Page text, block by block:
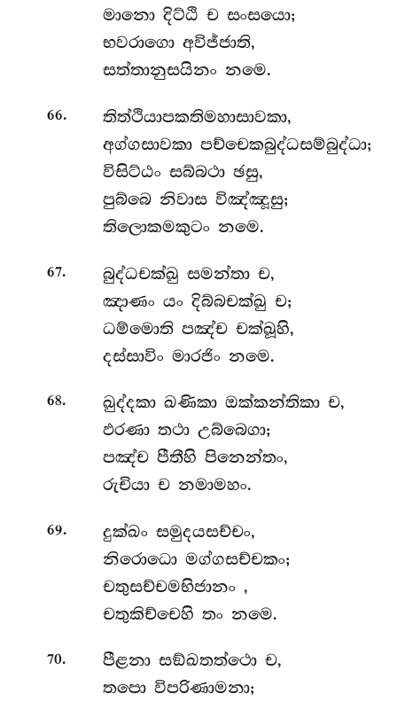
මානො දිට්ඨි ච සංසයො;
භවරාගො අවිජ්ජාති,
සත්තානුසයිනං නමෙ.
66.
තිත්ථියාපකතිමහාසාවකා,
අග්ගසාවකා පච්චෙකබුද්ධසම්බුද්ධා;
විසිට්ඨං සබ්බථා ඡසු,
පුබ්බෙ නිවාස විඤ්ඤූසු;
තිලොකමකුටං නමෙ.
67.
බුද්ධචක්ඛු සමන්තා ච,
ඤාණං යං දිබ්බචක්ඛු ච;
ධම්මොති පඤ්ච චක්ඛූහි,
දස්සාවිං මාරජිං නමෙ.
68. ඛුද්දකා ඛණිකා ඔක්කන්තිකා ච,
ඵරණා තථා උබ්බෙගා;
පඤ්ච පීතීහි පිනෙන්තං,
රුචියා ච නමාමහං.
69.
දුක්ඛං සමුදයසච්චං,
නිරොධො මග්ගසච්චකං;
චතුසච්චමභිජානං ,
චතුකිච්චෙහි තං නමෙ.
70.
පීළනා සඞ්ඛතත්ථො ච,
තපො විපරිණාමනා;